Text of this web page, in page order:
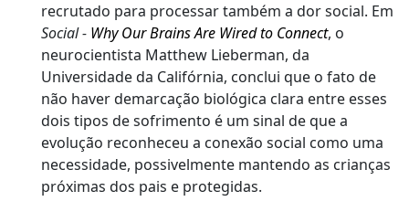
recrutado para processar também a dor social. Em
Social - Why Our Brains Are Wired to Connect, o
neurocientista Matthew Lieberman, da
Universidade da Califórnia, conclui que o fato de
não haver demarcação biológica clara entre esses
dois tipos de sofrimento é um sinal de que a
evolução reconheceu a conexão social como uma
necessidade, possivelmente mantendo as crianças
próximas dos pais e protegidas.